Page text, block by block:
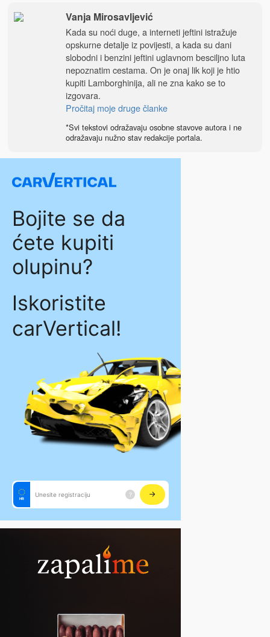
Vanja Mirosavljević
Kada su noći duge, a interneti jeftini istražuje
opskurne detalje iz povijesti, a kada su dani
slobodni i benzini jeftini uglavnom besciljno luta
nepoznatim cestama. On je onaj lik koji je htio
kupiti Lamborghinija, ali ne zna kako se to
izgovara.
Pročitaj moje druge članke
*Svi tekstovi odražavaju osobne stavove autora i ne
odražavaju nužno stav redakcije portala.